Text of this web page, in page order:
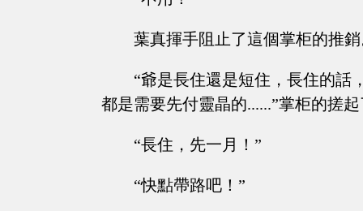
葉真揮手阻止了這個掌柜的推
“爺是長住還是短住，長住的話
都是需要先付靈晶的......”掌柜的搓
“長住，先一月！”
“快點帶路吧！”